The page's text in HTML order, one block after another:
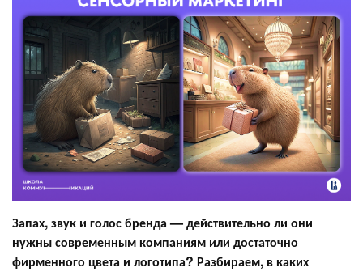
Запах, звук и голос бренда — действительно ли они
нужны современным компаниям или достаточно
фирменного цвета и логотипа? Разбираем, в каких